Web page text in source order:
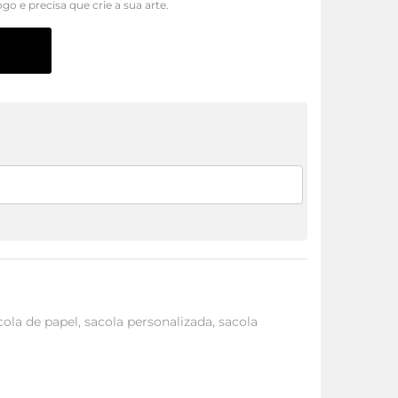
e precisa que crie a sua arte.
de papel,sacola personalizada,sacola